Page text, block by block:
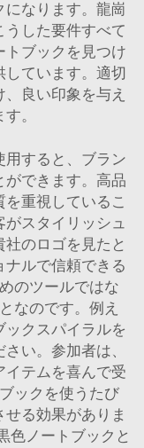
になります。龍崗
した要件すべて
トブックを見つけ
しています。適切
良い印象を与え
。
用すると、ブラン
ができます。高品
重視しているこ
がスタイリッシュ
のロゴを見たと
ナルで信頼できる
のツールではな
なのです。例え
クスパイラルを
い。参加者は、
イテムを喜んで受
ックを使うたび
る効果がありま
色ノートブックと